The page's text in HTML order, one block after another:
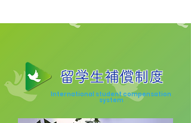
留学生補償制度
International student compensation
system